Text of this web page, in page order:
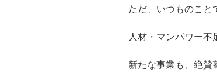
ただ、いつものこと
人材・マンパワー不
新たな事業も、絶賛